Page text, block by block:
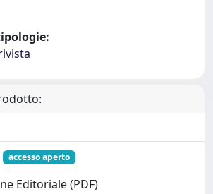
accesso aperto
Editoriale (PDF)